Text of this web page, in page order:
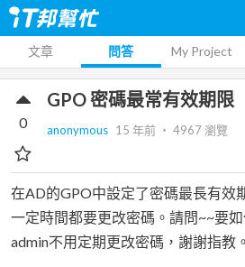
文章 問答 My Project
GPO 密碼最常有效期限
anonymous 15 年前 ‧ 4967瀏覽
0
在AD的GPO中設定了密碼最長有效
一定時間都要更改密碼。請問~~要
admin不用定期更改密碼，謝謝指教。